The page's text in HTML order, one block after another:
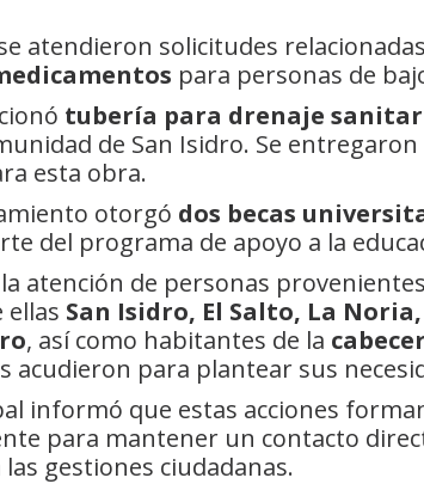
atendieron solicitudes
para personas de
tubería para drenaje
de San Isidro. Se
esta obra.
otorgó dos becas
del programa de apoyo a la
atención de personas
ellas San Isidro, El Salto, La
, así como habitantes de la
acudieron para plantear sus
informó que estas acciones
para mantener un contacto
gestiones ciudadanas.